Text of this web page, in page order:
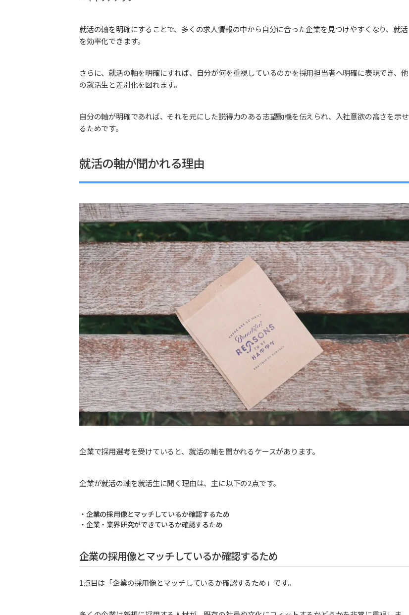
就活の軸を明確にすることで、多くの求人情報の中から自分に合った企業を見つけやすくなり、就活
を効率化できます。
さらに、就活の軸を明確にすれば、自分が何を重視しているのかを採用担当者へ明確に表現でき、他
の就活生と差別化を図れます。
自分の軸が明確であれば、それを元にした説得力のある志望動機を伝えられ、入社意欲の高さを示せ
るためです。
就活の軸が聞かれる理由
企業で採用選考を受けていると、就活の軸を聞かれるケースがあります。
企業が就活の軸を就活生に聞く理由は、主に以下の2点です。
・企業の採用像とマッチしているか確認するため
・企業・業界研究ができているか確認するため
企業の採用像とマッチしているか確認するため
1点目は「企業の採用像とマッチしているか確認するため」です。